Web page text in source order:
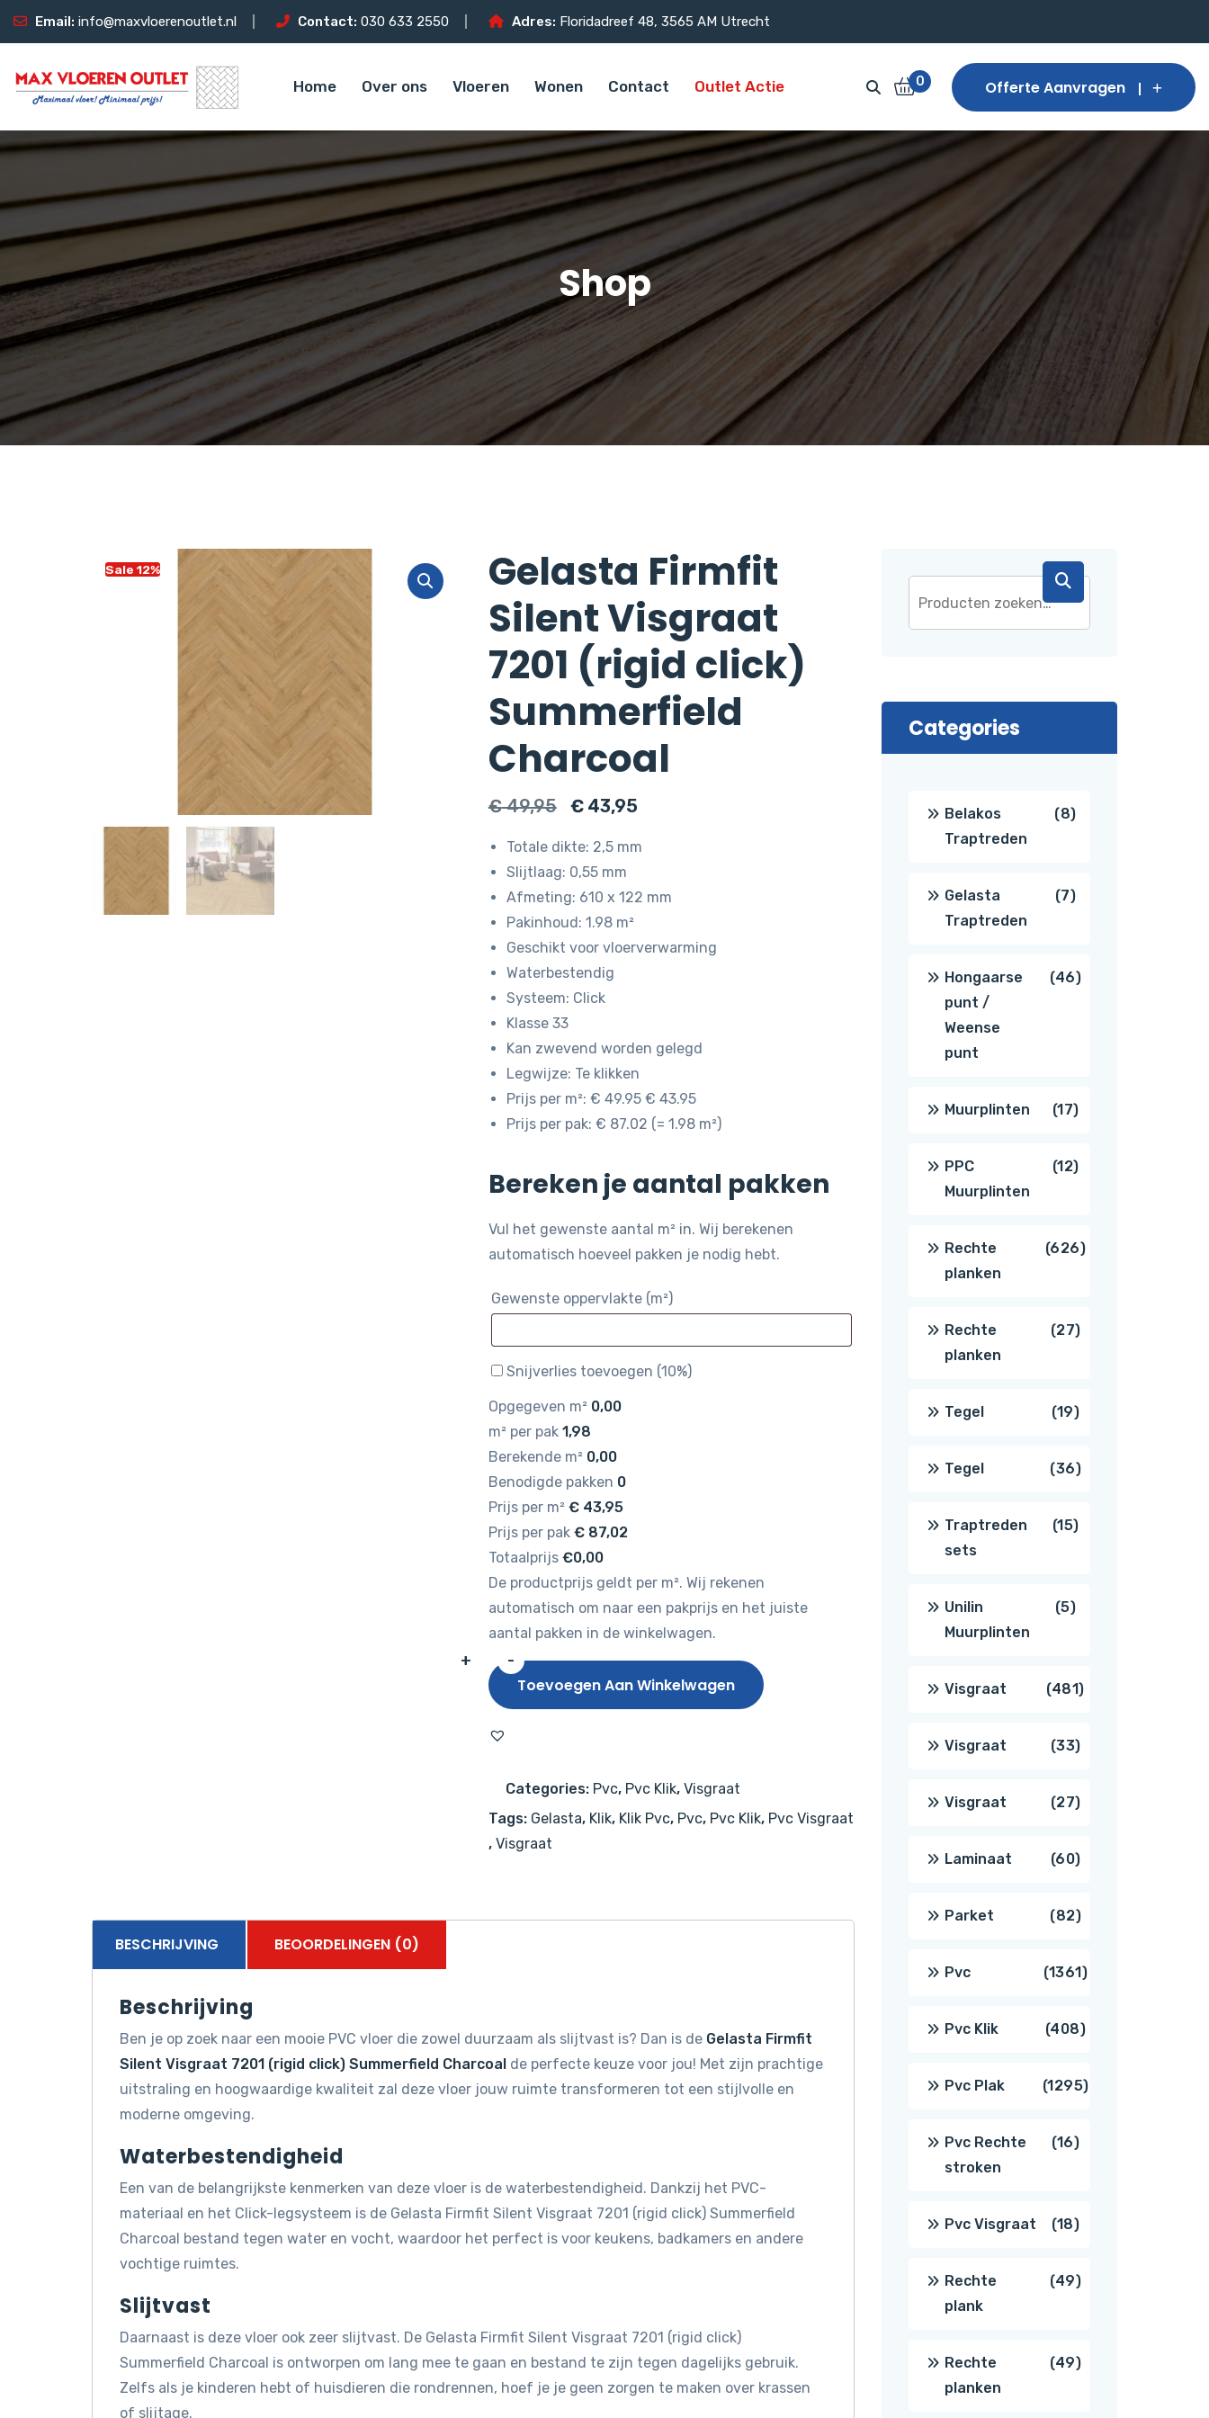
Email: info@maxvloerenoutlet.nl Contact: 030 633 2550 Adres: Floridadreef 48, 3565 AM Utrecht
Home Over ons Vloeren Wonen Contact Outlet Actie 0 Offerte Aanvragen
Shop
Sale 12%
Gelasta Firmfit
Silent Visgraat
7201 (rigid click)
Summerfield
Charcoal
€49,95
Oorspronkelijke
was:
€ 49,95.
€43,95Huidige
€ 43,95.
Totale dikte: 2,5 mm
Slijtlaag: 0,55 mm
Afmeting: 610 x 122 mm
Pakinhoud: 1.98 m²
Geschikt voor vloerverwarming
Waterbestendig
Systeem: Click
Klasse 33
Kan zwevend worden gelegd
Legwijze: Te klikken
Prijs per m²: € 49.95 € 43.95
Prijs per pak: € 87.02 (= 1.98 m²)
Bereken je aantal pakken
Vul het gewenste aantal m² in. Wij berekenen
automatisch hoeveel pakken je nodig hebt.
Gewenste oppervlakte (m²)
Snijverlies toevoegen (10%)
Opgegeven m² 0,00
m² per pak 1,98
Berekende m² 0,00
Benodigde pakken 0
Prijs per m² €43,95
Prijs per pak €87,02
Totaalprijs €0,00
De productprijs geldt per m². Wij rekenen
automatisch om naar een pakprijs en het juiste
aantal pakken in de winkelwagen.
-
Gelasta
Firmfit
Visgraat
(rigid
click)
Summerfield
+
Toevoegen Aan Winkelwagen
Categories: Pvc, Pvc Klik, Visgraat
Tags: Gelasta, Klik, Klik Pvc, Pvc, Pvc Klik, Pvc Visgraat
, Visgraat
BESCHRIJVING BEOORDELINGEN (0)
Beschrijving
Ben je op zoek naar een mooie PVC vloer die zowel duurzaam als slijtvast is? Dan is de Gelasta Firmfit
Silent Visgraat 7201 (rigid click) Summerfield Charcoal de perfecte keuze voor jou! Met zijn prachtige
uitstraling en hoogwaardige kwaliteit zal deze vloer jouw ruimte transformeren tot een stijlvolle en
moderne omgeving.
Waterbestendigheid
Een van de belangrijkste kenmerken van deze vloer is de waterbestendigheid. Dankzij het PVC-
materiaal en het Click-legsysteem is de Gelasta Firmfit Silent Visgraat 7201 (rigid click) Summerfield
Charcoal bestand tegen water en vocht, waardoor het perfect is voor keukens, badkamers en andere
vochtige ruimtes.
Slijtvast
Daarnaast is deze vloer ook zeer slijtvast. De Gelasta Firmfit Silent Visgraat 7201 (rigid click)
Summerfield Charcoal is ontworpen om lang mee te gaan en bestand te zijn tegen dagelijks gebruik.
Zelfs als je kinderen hebt of huisdieren die rondrennen, hoef je je geen zorgen te maken over krassen
of slijtage.
Categories
Belakos
Traptreden
88
Gelasta
Traptreden
77
Hongaarse
punt /
Weense
punt
4646
Muurplinten 1717
producten
PPC
Muurplinten
1212
Rechte
planken
626626
Rechte
planken
2727
Tegel 1919
producten
Tegel 3636
producten
Traptreden
sets
1515
Unilin
Muurplinten
55
Visgraat 481481
Visgraat 3333
producten
Visgraat 2727
producten
Laminaat 6060
producten
Parket 8282
producten
Pvc 13611361
producten
Pvc Klik 408408
producten
Pvc Plak 12951295
Pvc Rechte
stroken
1616
Pvc Visgraat 1818
producten
Rechte
plank
4949
Rechte
planken
4949